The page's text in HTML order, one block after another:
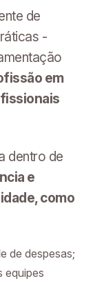
de
-
em
dentro de
e
como
de despesas;
equipes